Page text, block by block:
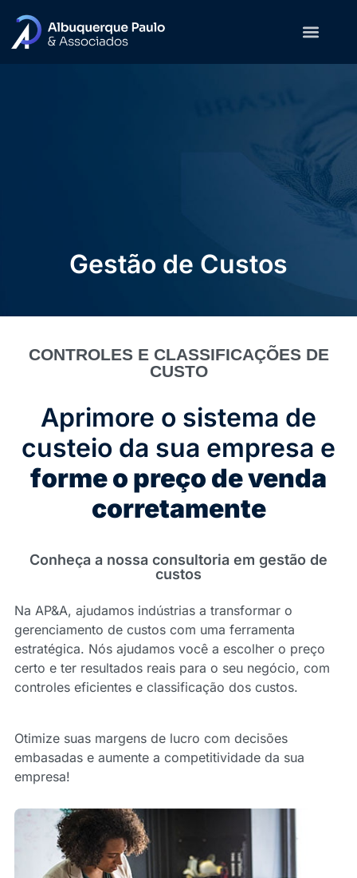
Gestão de Custos
CONTROLES E CLASSIFICAÇÕES DE
CUSTO
Aprimore o sistema de
custeio da sua empresa e
forme o preço de venda
corretamente
Conheça a nossa consultoria em gestão de
custos
Na AP&A, ajudamos indústrias a transformar o
gerenciamento de custos com uma ferramenta
estratégica. Nós ajudamos você a escolher o preço
certo e ter resultados reais para o seu negócio, com
controles eficientes e classificação dos custos.
Otimize suas margens de lucro com decisões
embasadas e aumente a competitividade da sua
empresa!